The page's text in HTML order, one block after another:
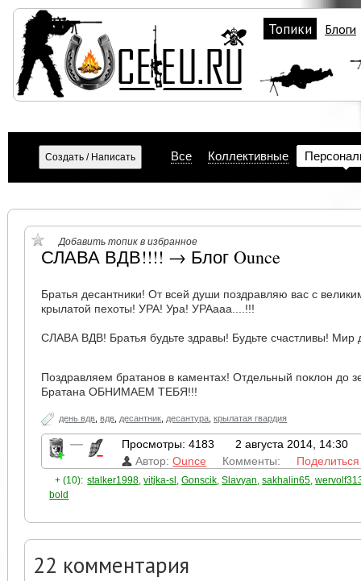
Топики Блоги
Все Коллективные
Добавить топик в избранное
СЛАВА ВДВ!!!! → Блог Ounce
Братья десантники! От всей души поздравляю вас с
крылатой пехоты! УРА! Ура! УРАааа....!!!
СЛАВА ВДВ! Братья будьте здравы! Будьте счастливы!
Поздравляем братанов в каментах! Отдельный поклон до
Братана ОБНИМАЕМ ТЕБЯ!!!
день вдв ,вдв десантник десантура ,крылатая гвардия
— Просмотры: 4183
2 августа 2014, 14:30
Автор:Ounce Комменты: Поделиться
+ (10): stalker1998,vitjka-sl ,Gonscik,Slavyan,sakhalin65,
bold
22 комментария